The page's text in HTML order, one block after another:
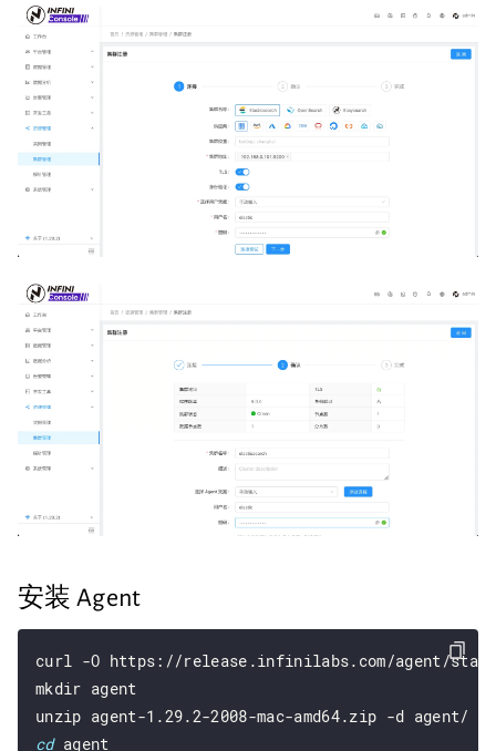
安装 Agent
curl -O https://release.infinilabs.com/agent/
mkdir agent
cd